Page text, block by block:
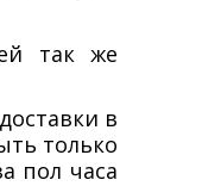
так же
в
только
пол часа